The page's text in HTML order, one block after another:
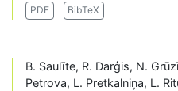
PDF BibTeX
B. Saulīte, R. Darģis, N.
Petrova, L. Pretkalniņa, L.